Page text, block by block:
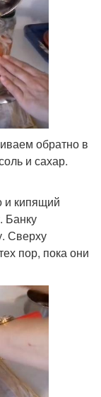
обратно в
и сахар.
и кипящий
Банку
Сверху
пор, пока они